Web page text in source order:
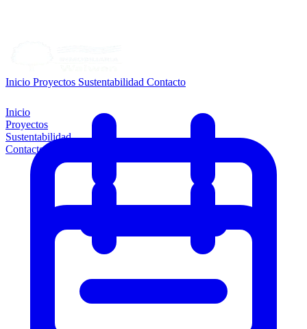
Inicio Proyectos Sustentabilidad Contacto
Inicio
Proyectos
Sustentabilidad
Contacto